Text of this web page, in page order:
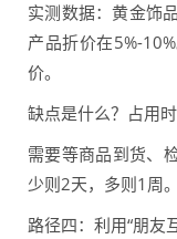
实测数据：黄金饰
产品折价在5%-
价。
缺点是什么？占用时
需要等商品到货、
少则2天，多则1周。
路径四：利用“朋友